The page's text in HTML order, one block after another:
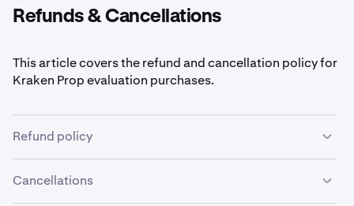
Refunds & Cancellations
This article covers the refund and cancellation policy for
Kraken Prop evaluation purchases.
Refund policy
The refund and chargeback policy is presented during
Cancellations